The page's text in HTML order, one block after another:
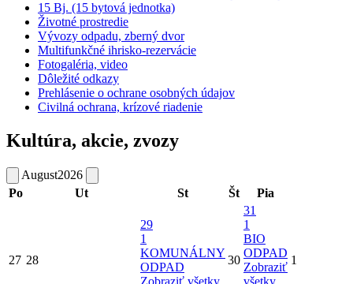
15 Bj. (15 bytová jednotka)
Životné prostredie
Vývozy odpadu, zberný dvor
Multifunkčné ihrisko-rezervácie
Fotogaléria, video
Dôležité odkazy
Prehlásenie o ochrane osobných údajov
Civilná ochrana, krízové riadenie
Kultúra, akcie, zvozy
August2026
Po
Ut St Št Pia
27 28
29
1
KOMUNÁLNY
ODPAD
30
31
1
BIO
ODPAD
Zobraziť
1